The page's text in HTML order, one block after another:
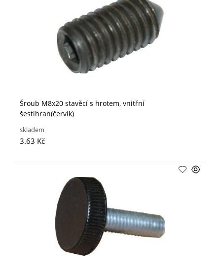
Šroub M8x20 stavěcí s hrotem, vnitřní
šestihran(červík)
skladem
3.63 Kč